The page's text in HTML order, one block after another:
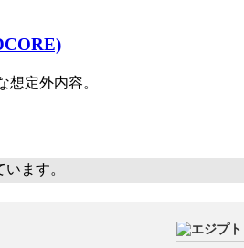
定外内容。
ます。